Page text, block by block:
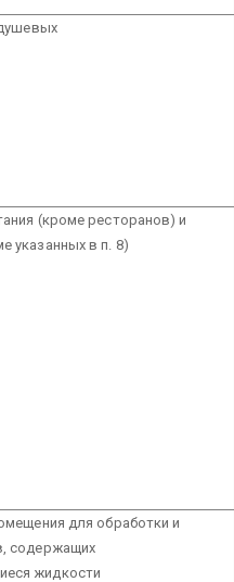
(кроме ресторанов) и
указанных в п. 8)
для обработки и
содержащих
жидкости